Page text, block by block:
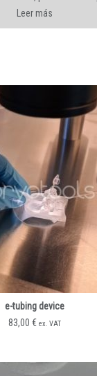
Leer más
e-tubing device
83,00 € ex. VAT